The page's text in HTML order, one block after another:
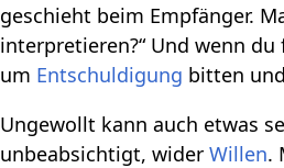
geschieht beim Empfänger.
interpretieren?“ Und wenn
um Entschuldigung bitten
Ungewollt kann auch etwas
unbeabsichtigt, widerWillen.